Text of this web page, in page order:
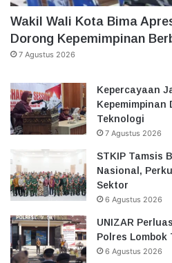
Wakil Wali Kota Bima
Dorong Kepemimpinan
7 Agustus 2026
Kepercayaan
Kepemimpinan
Teknologi
7 Agustus 2026
STKIP Tamsis
Nasional,
Sektor
6 Agustus 2026
UNIZAR
Polres Lombok
6 Agustus 2026